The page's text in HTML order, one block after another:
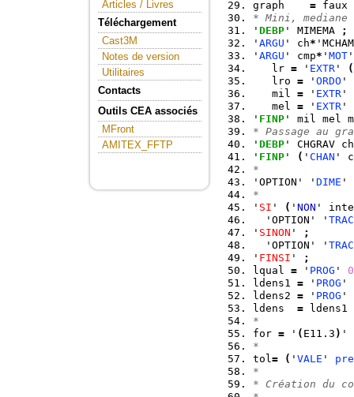
Articles / Livres
Téléchargement
Cast3M
Notes de version
Utilitaires
Contacts
Outils CEA associés
MFront
AMITEX_FFTP
graph = faux
* Mini, mediane
' DEBP ' MIMEMA
;
' ARGU ' ch*
' ARGU ' cmp* ' MOT
   lr
= ' EXTR '
(
   lro
= ' ORDO '
   mil
= ' EXTR '
   mel
= ' EXTR '
' FINP ' mil mel
* Passage au
' DEBP ' CHGRAV ch
' FINP ' ( ' CHAN '
*
'OPTION' ' DIME '
*
' SI ' ( ' NON '
  'OPTION' '
TRAC
' SINON '
;
  'OPTION' '
TRAC
' FINSI '
;
lqual = ' PROG ' 0
ldens1 = ' PROG '
ldens2 = ' PROG '
ldens =
*
for = ' ( E11.3 ) '
*
tol= ( ' VALE '
*
* Création du